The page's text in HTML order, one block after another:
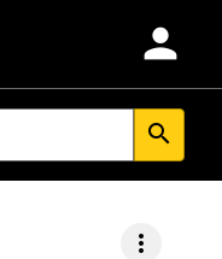
person
search
more_vert